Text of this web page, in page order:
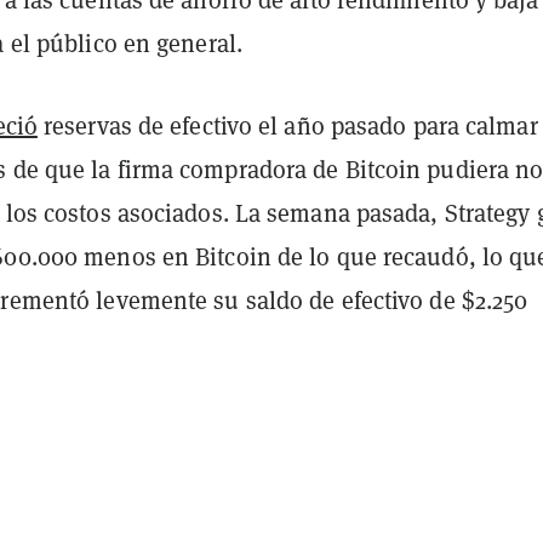
público en general.
reservas de efectivo el año pasado para
de que la firma compradora de Bitcoin pudiera
costos asociados. La semana pasada, Strategy
menos en Bitcoin de lo que recaudó, lo
levemente su saldo de efectivo de $2.250